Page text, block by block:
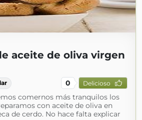
aceite de oliva virgen
0 Delicioso
comernos más tranquilos los
con aceite de oliva en
de cerdo. No hace falta explicar